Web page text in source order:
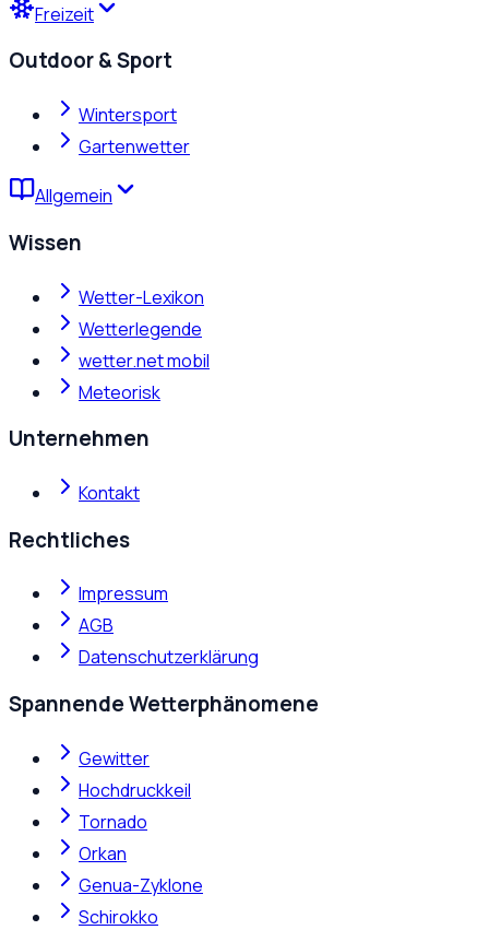
Freizeit
Outdoor & Sport
Wintersport
Gartenwetter
Allgemein
Wissen
Wetter-Lexikon
Wetterlegende
wetter.net mobil
Meteorisk
Unternehmen
Kontakt
Rechtliches
Impressum
AGB
Datenschutzerklärung
Spannende Wetterphänomene
Gewitter
Hochdruckkeil
Tornado
Orkan
Genua-Zyklone
Schirokko